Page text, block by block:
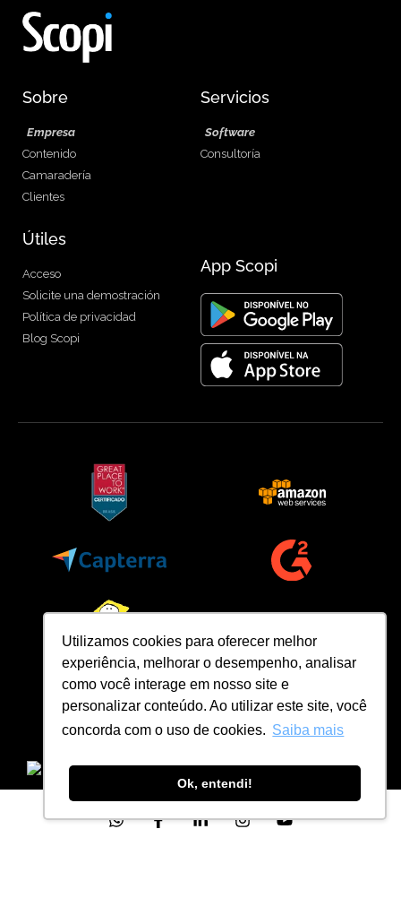
Utilizamos cookies para oferecer melhor
experiência, melhorar o desempenho, analisar
como você interage em nosso site e
personalizar conteúdo. Ao utilizar este site, você
concorda com o uso de cookies. Saiba mais
Ok, entendi!
Sobre
Empresa
Contenido
Camaradería
Clientes
Servicios
Software
Consultoría
Útiles
Acceso
Solicite una demostración
Política de privacidad
Blog Scopi
App Scopi